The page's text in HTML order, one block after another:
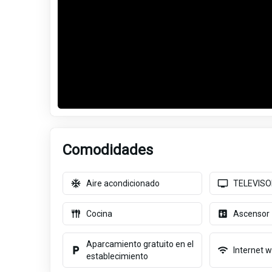
Comodidades
Aire acondicionado
Cocina Ascensor
Aparcamiento gratuito en el
establecimiento
Internet